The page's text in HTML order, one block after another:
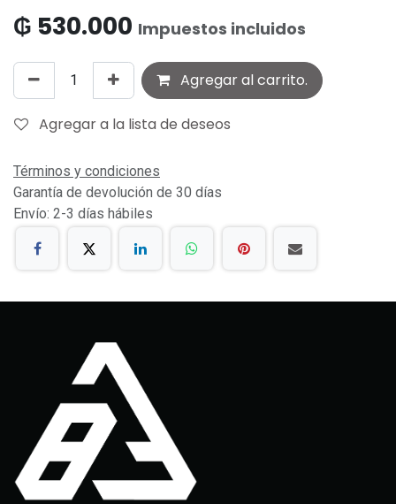
₲ 530.000 Impuestos incluidos
Agregar al carrito.
Agregar a la lista de deseos
Términos y condiciones
Garantía de devolución de 30 días
Envío: 2-3 días hábiles